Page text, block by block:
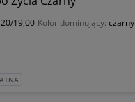
20/19,00 Kolor dominujący: czarny